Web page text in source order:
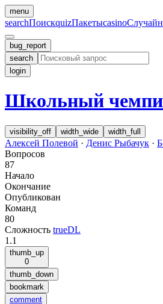
menu
searchПоискquizПакетыcasino
bug_report
search
login
Школьный
visibility_off width_wide width_full
Алексей Полевой · Денис Рыбачук ·
Вопросов
87
Начало
Окончание
Опубликован
Команд
80
Сложность trueDL
1.1
thumb_up
0
thumb_down
bookmark
comment